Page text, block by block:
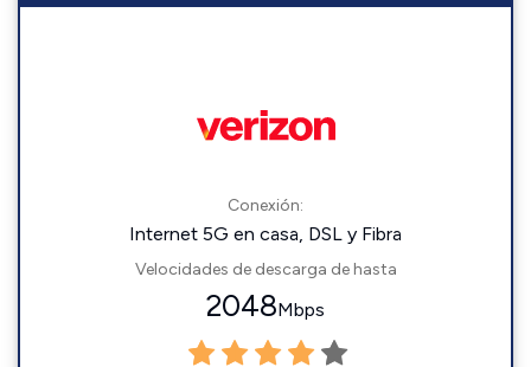
Conexión:
Internet 5G en casa, DSL y Fibra
Velocidades de descarga de hasta
2048Mbps